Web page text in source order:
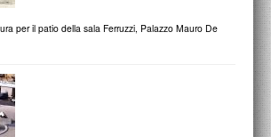
per il patio della sala Ferruzzi, Palazzo Mauro De